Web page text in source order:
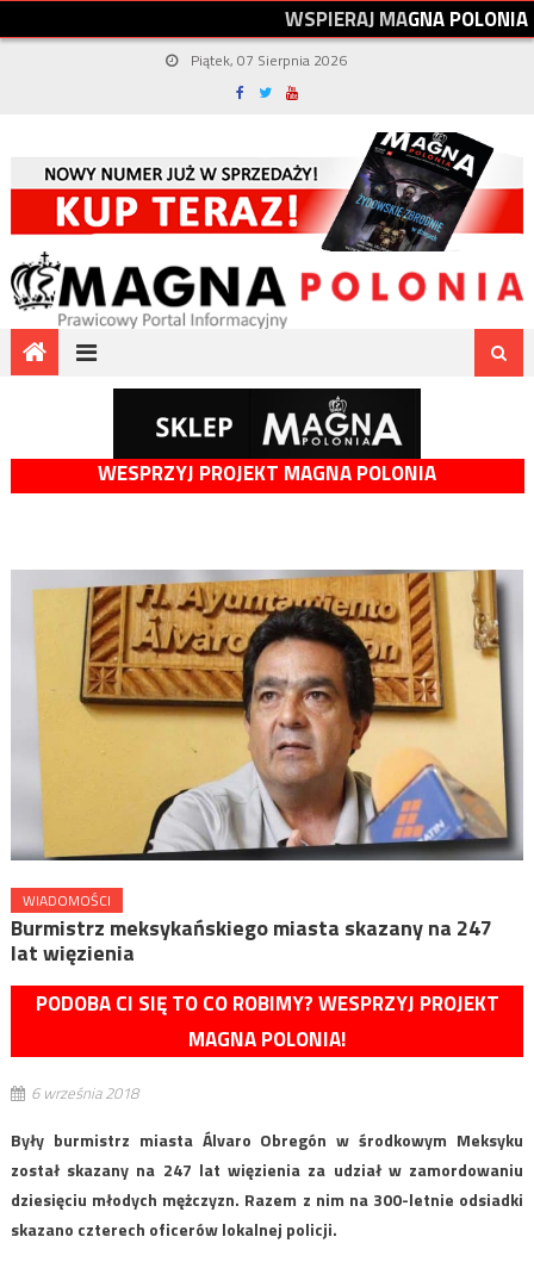
WSPIERAJMAGNAPOLONIA
Piątek, 07 Sierpnia 2026
WESPRZYJ PROJEKT MAGNA POLONIA
WIADOMOŚCI
Burmistrz meksykańskiego miasta skazany na 247
lat więzienia
PODOBA CI SIĘ TO CO ROBIMY? WESPRZYJ PROJEKT
MAGNA POLONIA!
6 września 2018
Były burmistrz miasta Álvaro Obregón w środkowym Meksyku
został skazany na 247 lat więzienia za udział w zamordowaniu
dziesięciu młodych mężczyzn. Razem z nim na 300-letnie odsiadki
skazano czterech oficerów lokalnej policji.